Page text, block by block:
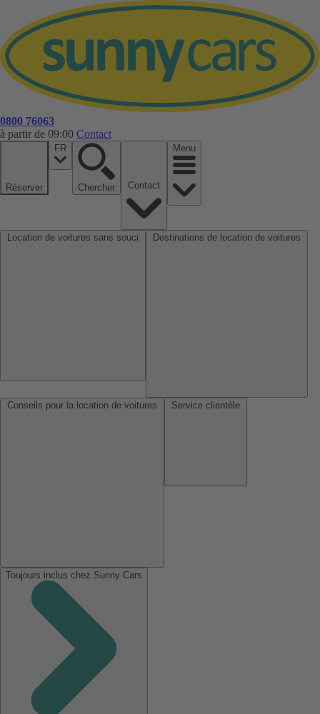
0800 76063
à partir de 09:00 Contact
Réserver
FR
Chercher
Menu
Toujours inclus chez Sunny Cars